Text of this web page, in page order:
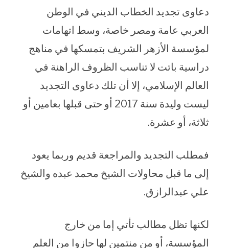
دعاوى تجديد الخطاب الديني في الوطن
العربي عامة ومصر خاصة، وسط اتهامات
لمؤسسة الأزهر الشريف بتمسكها في مناهج
دراسية باتت لا تناسب الظروف الراهنة في
العالم الإسلامي، إلا أن تلك دعاوى التجديد
ليست وليدة سنة 2017 أو حتى قبلها بعامين أو
ثلاثة، أو عشرة.
فمطلب التجديد والمراجعة قديم وربما يعود
إلى ما قبل محاولات الشيخ محمد عبده والشيخ
علي عبدالرازق.
لكنها تظل مطالب تأتي إما من خارج
المؤسسة، أو من منتمين لها حازوا من العلم